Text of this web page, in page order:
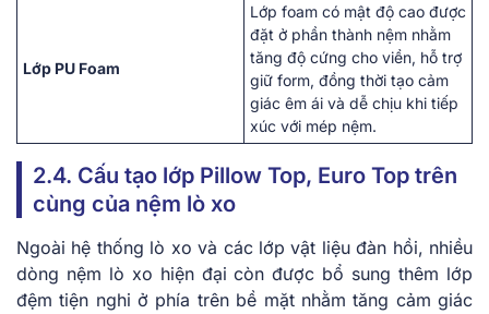
Lớp PU Foam
Lớp foam có mật độ cao được
đặt ở phần thành nệm nhằm
tăng độ cứng cho viền, hỗ trợ
giữ form, đồng thời tạo cảm
giác êm ái và dễ chịu khi tiếp
xúc với mép nệm.
2.4. Cấu tạo lớp Pillow Top, Euro Top trên
cùng của nệm lò xo
Ngoài hệ thống lò xo và các lớp vật liệu đàn hồi, nhiều
dòng nệm lò xo hiện đại còn được bổ sung thêm lớp
đệm tiện nghi ở phía trên bề mặt nhằm tăng cảm giác